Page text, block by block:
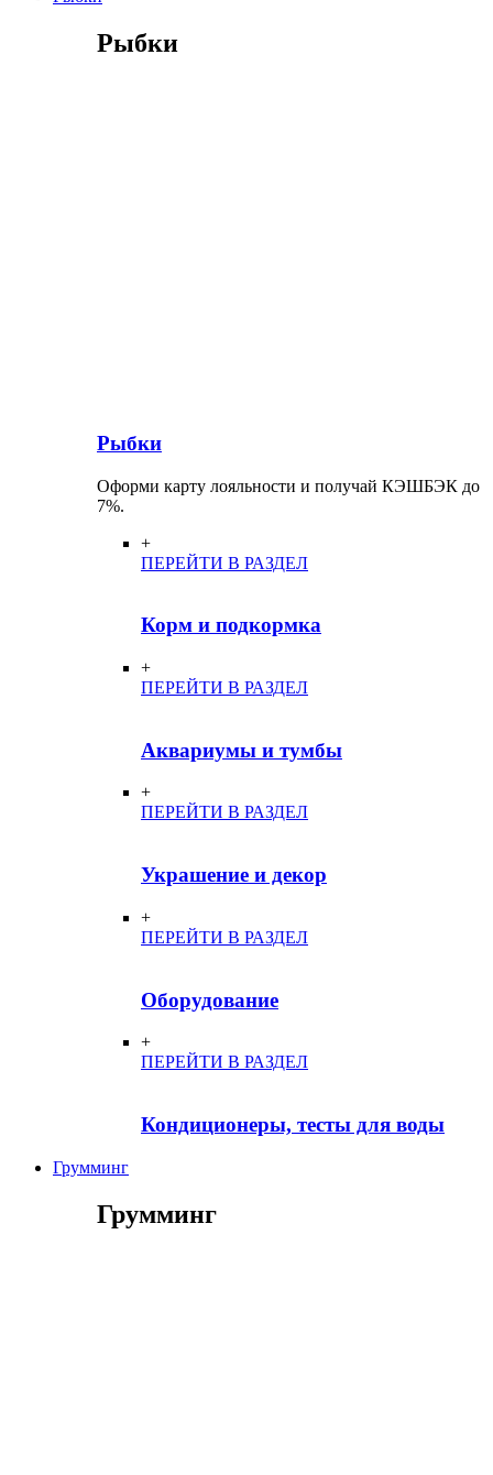
Рыбки
Рыбки
Оформи карту лояльности и получай КЭШБЭК до
7%.
+
ПЕРЕЙТИ В РАЗДЕЛ
Корм и подкормка
+
ПЕРЕЙТИ В РАЗДЕЛ
Аквариумы и тумбы
+
ПЕРЕЙТИ В РАЗДЕЛ
Украшение и декор
+
ПЕРЕЙТИ В РАЗДЕЛ
Оборудование
+
ПЕРЕЙТИ В РАЗДЕЛ
Кондиционеры, тесты для воды
Грумминг
Грумминг